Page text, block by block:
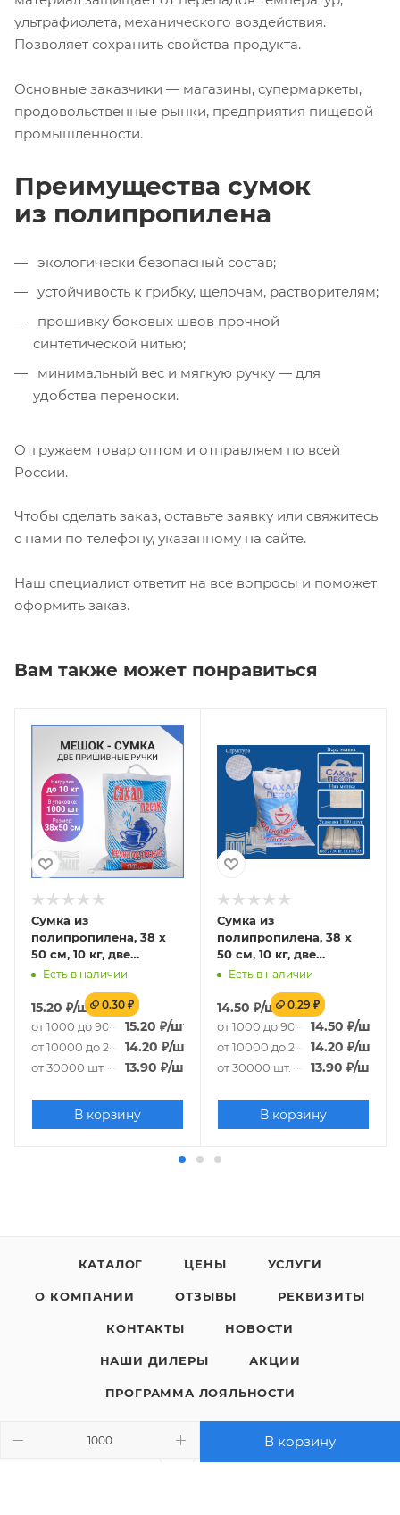
В корзину
ультрафиолета, механического воздействия.
Позволяет сохранить свойства продукта.
Основные заказчики — магазины, супермаркеты,
продовольственные рынки, предприятия пищевой
промышленности.
Преимущества сумок
из полипропилена
экологически безопасный состав;
устойчивость к грибку, щелочам, растворителям;
прошивку боковых швов прочной
синтетической нитью;
минимальный вес и мягкую ручку — для
удобства переноски.
Отгружаем товар оптом и отправляем по всей
России.
Чтобы сделать заказ, оставьте заявку или свяжитесь
с нами по телефону, указанному на сайте.
Наш специалист ответит на все вопросы и поможет
оформить заказ.
Вам также может понравиться
Сумка из
полипропилена, 38 х
50 см, 10 кг, две
пришивные ручки
Есть в наличии
15.20 ₽/шт. 0.30 ₽
от 1000 до 9000 шт.
15.20 ₽/шт.
от 10000 до 29000 шт.
14.20 ₽/шт.
от 30000 шт. 13.90 ₽/шт.
В корзину
Сумка из
полипропилена, 38 х
50 см, 10 кг, две
пришивные ручки
Есть в наличии
14.50 ₽/шт. 0.29 ₽
от 1000 до 9000 шт.
14.50 ₽/шт.
от 10000 до 29000 шт.
14.20 ₽/шт.
от 30000 шт. 13.90 ₽/шт.
В корзину
КАТАЛОГ ЦЕНЫ УСЛУГИ
О КОМПАНИИ ОТЗЫВЫ РЕКВИЗИТЫ
КОНТАКТЫ НОВОСТИ
НАШИ ДИЛЕРЫ АКЦИИ
ПРОГРАММА ЛОЯЛЬНОСТИ